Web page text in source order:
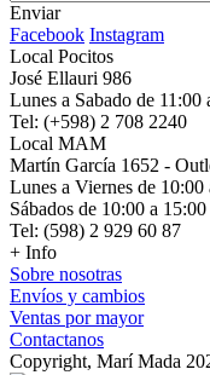
Enviar
Facebook Instagram
Local Pocitos
José Ellauri 986
Lunes a Sabado de 11:00
Tel: (+598) 2 708 2240
Local MAM
Martín García 1652 -
Lunes a Viernes de 10:00
Sábados de 10:00 a 15:00
Tel: (598) 2 929 60 87
+ Info
Sobre nosotras
Envíos y cambios
Ventas por mayor
Contactanos
Copyright, Marí Mada